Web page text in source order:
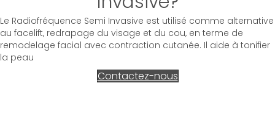
Le Radiofréquence Semi Invasive est utilisé comme alternative
au facelift, redrapage du visage et du cou, en terme de
remodelage facial avec contraction cutanée. Il aide à tonifier
la peau
Contactez-nous